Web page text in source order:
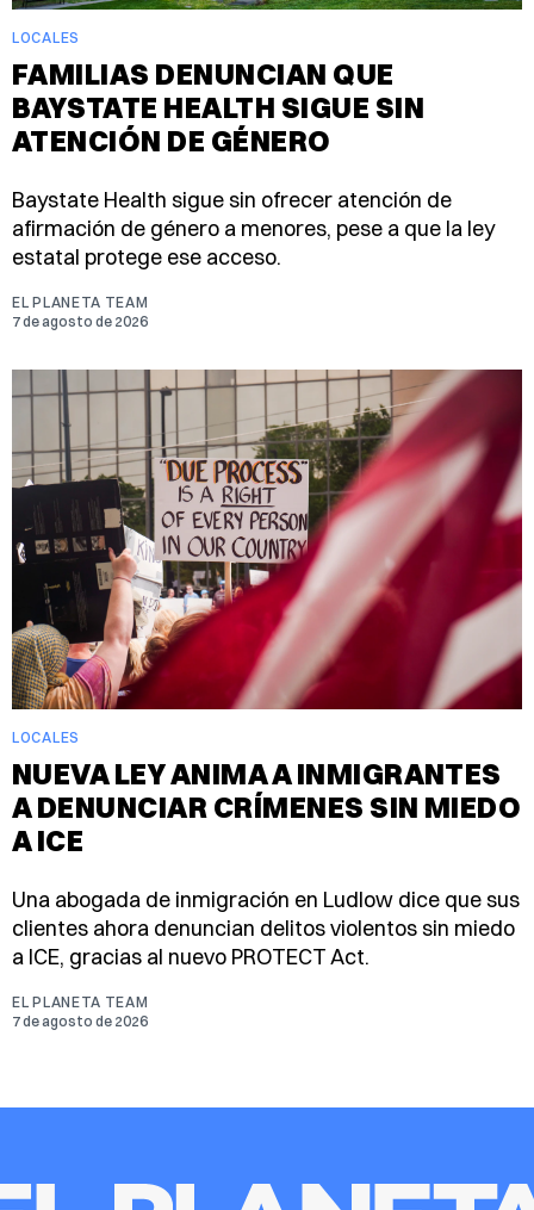
LOCALES
FAMILIAS DENUNCIAN QUE
BAYSTATE HEALTH SIGUE SIN
ATENCIÓN DE GÉNERO
Baystate Health sigue sin ofrecer atención de
afirmación de género a menores, pese a que la ley
estatal protege ese acceso.
EL PLANETA TEAM
7 de agosto de 2026
LOCALES
NUEVA LEY ANIMA A INMIGRANTES
A DENUNCIAR CRÍMENES SIN MIEDO
A ICE
Una abogada de inmigración en Ludlow dice que sus
clientes ahora denuncian delitos violentos sin miedo
a ICE, gracias al nuevo PROTECT Act.
EL PLANETA TEAM
7 de agosto de 2026